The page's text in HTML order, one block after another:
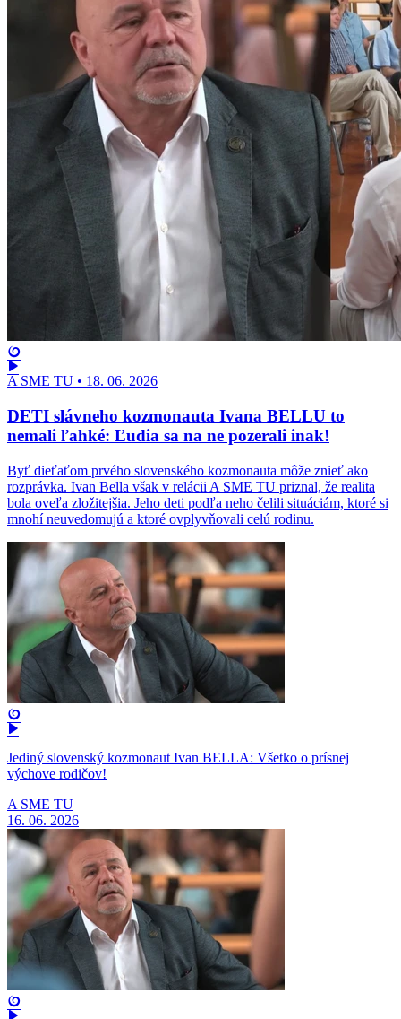
A SME TU • 18. 06. 2026
DETI slávneho kozmonauta Ivana BELLU to
nemali ľahké: Ľudia sa na ne pozerali inak!
Byť dieťaťom prvého slovenského kozmonauta môže znieť ako
rozprávka. Ivan Bella však v relácii A SME TU priznal, že realita
bola oveľa zložitejšia. Jeho deti podľa neho čelili situáciám, ktoré si
mnohí neuvedomujú a ktoré ovplyvňovali celú rodinu.
Jediný slovenský kozmonaut Ivan BELLA: Všetko o prísnej
výchove rodičov!
A SME TU
16. 06. 2026